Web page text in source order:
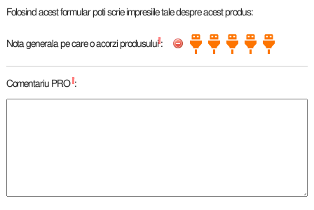
Folosind acest formular poti scrie impresiile tale despre acest produs:
Nota generala pe care o acorzi produsului* :
Comentariu PRO :